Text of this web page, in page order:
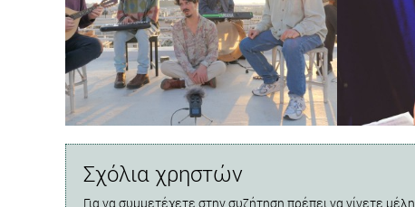
Σχόλια χρηστών
Για να συμμετέχετε στην συζήτηση πρέπει να γίνετε